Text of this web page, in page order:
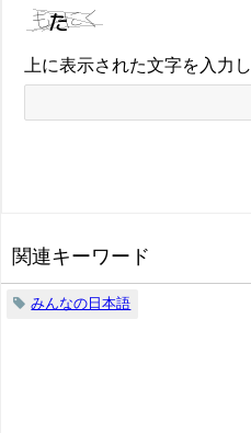
上に表示された文字を入力
関連キーワード
みんなの日本語